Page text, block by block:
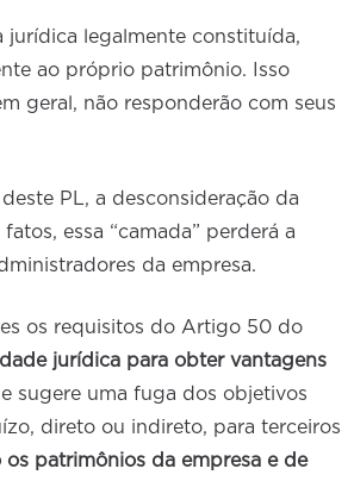
jurídica legalmente constituída,
ao próprio patrimônio. Isso
geral, não responderão com seus
PL, a desconsideração da
essa “camada” perderá a
da empresa.
os requisitos do Artigo 50 do
jurídica para obter vantagens
sugere uma fuga dos objetivos
direto ou indireto, para terceiros
os patrimônios da empresa e de